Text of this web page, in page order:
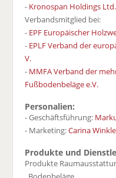
- Kronospan Holdings Ltd.
Verbandsmitglied bei:
- EPF Europäischer
- EPLF Verband der
V.
- MMFA Verband der
Fußbodenbeläge e.V.
Personalien:
- Geschäftsführung:
- Marketing:Carina
Produkte und
Produkte